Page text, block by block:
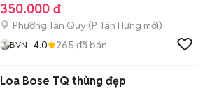
350.000 đ
Phường Tân Quy (P. Tân Hưng mới)
BVN 4.0 265 đã bán
Loa Bose TQ thùng đẹp